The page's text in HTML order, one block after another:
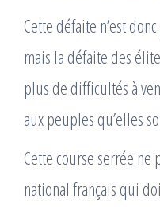
Cette défaite n’est
mais la défaite des
plus de difficultés à
aux peuples qu’elles
Cette course serrée
national français qui